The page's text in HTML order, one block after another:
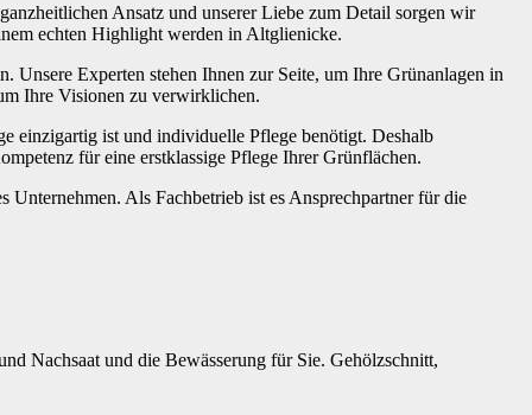
Ansatz und unserer Liebe zum Detail sorgen wir
echten Highlight werden in Altglienicke.
Unsere Experten stehen Ihnen zur Seite, um Ihre Grünanlagen in
Ihre Visionen zu verwirklichen.
einzigartig ist und individuelle Pflege benötigt. Deshalb
für eine erstklassige Pflege Ihrer Grünflächen.
Als Fachbetrieb ist es Ansprechpartner für die
Nachsaat und die Bewässerung für Sie. Gehölzschnitt,